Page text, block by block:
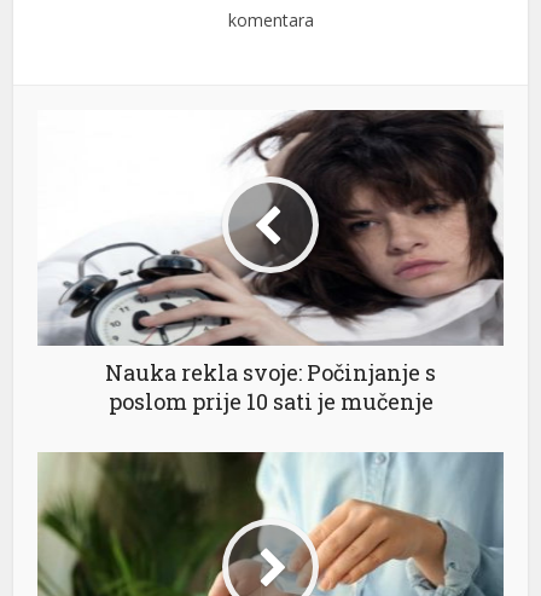
komentara
Nauka rekla svoje: Počinjanje s
poslom prije 10 sati je mučenje